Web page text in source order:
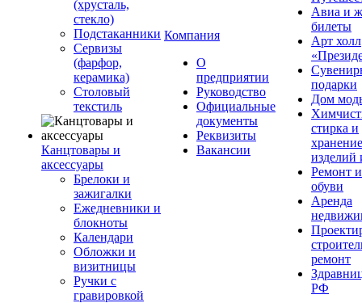
(хрусталь,
стекло)
Подстаканники
Сервизы
(фарфор,
керамика)
Столовый
текстиль
Канцтовары и
аксессуары
Брелоки и
зажигалки
Ежедневники и
блокноты
Календари
Обложки и
визитницы
Ручки с
гравировкой
Компания
О
предприятии
Руководство
Официальные
документы
Реквизиты
Вакансии
Авиа и
билеты
Арт холл
подарки
Дом
стирка и
хранение
изделий
Ремонт
обуви
Аренда
ремонт
РФ